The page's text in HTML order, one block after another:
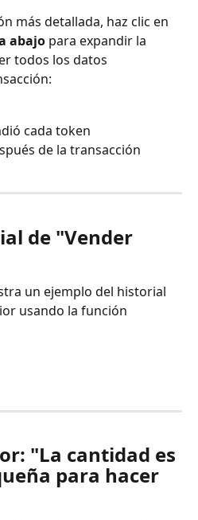
más detallada, haz clic en
abajo para expandir la
todos los datos
cada token
de la transacción
de "Vender
un ejemplo del historial
usando la función
"La cantidad es
para hacer